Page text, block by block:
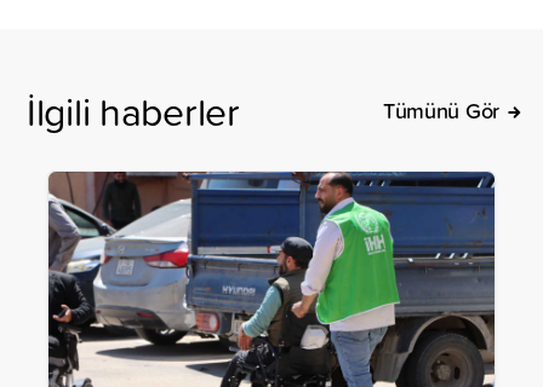
İlgili haberler Tümünü Gör